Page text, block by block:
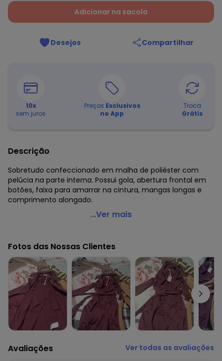
Adicionar na sacola
Desejos Compartilhar
10x
sem juros
Preços Exclusivos
no App
Troca
Grátis
Descrição
Sobretudo confeccionado em malha de poliéster com
pelúcia na parte interna. Possui gola, abertura frontal em
botões, faixa para amarrar na cintura, mangas longas e
comprimento alongado.
Quintess - Sobretudo Alongado Caramelo com Faixa e
Código do produto: 3101360
Modelagem: Solto
Comprimento da manga: Longa
Comprimento: Alongado
Cinto: No mesmo tecido
Complemento: Recorte anatômico
Observação: Peluciado
Fechamento: Botão
Tecido: Moletom com pelúcia
Composição: 100% poliéster
...Ver mais
Fotos das Nossas Clientes
Avaliações Ver todas as avaliações